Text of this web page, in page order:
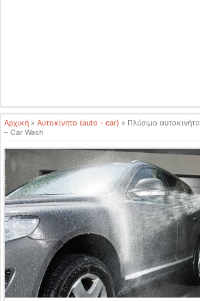
Αρχική » Αυτοκίνητο (auto - car) » Πλύσιμο
– Car Wash